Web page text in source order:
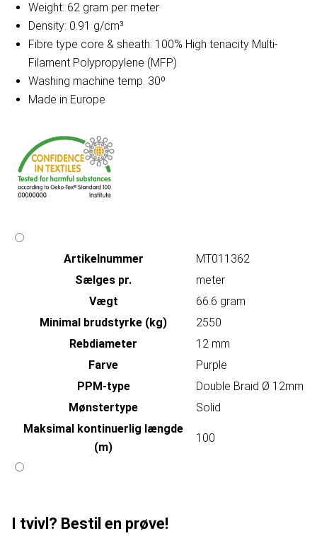
Weight: 62 gram per meter
Density: 0.91 g/cm³
Fibre type core & sheath: 100% High tenacity Multi-
Filament Polypropylene (MFP)
Washing machine temp. 30º
Made in Europe
Artikelnummer
MT011362
Sælges pr.
meter
Vægt
66.6 gram
Minimal brudstyrke (kg)
2550
Rebdiameter
12 mm
Farve
Purple
PPM-type
Double Braid Ø 12mm
Mønstertype
Solid
Maksimal kontinuerlig længde
(m)
100
I tvivl? Bestil en prøve!